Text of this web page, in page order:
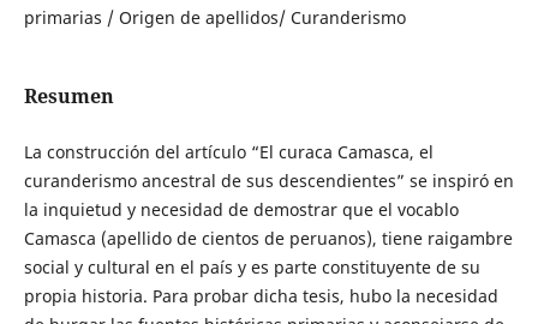
primarias / Origen de apellidos/ Curanderismo
Resumen
La construcción del artículo “El curaca Camasca, el
curanderismo ancestral de sus descendientes” se inspiró en
la inquietud y necesidad de demostrar que el vocablo
Camasca (apellido de cientos de peruanos), tiene raigambre
social y cultural en el país y es parte constituyente de su
propia historia. Para probar dicha tesis, hubo la necesidad